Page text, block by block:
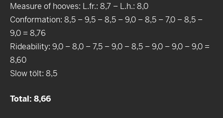
Measure of hooves: L.fr.: 8,7 – L.h.: 8,0
Conformation: 8,5 – 9,5 – 8,5 – 9,0 – 8,5 – 7,0 – 8,5 –
9,0 = 8,76
Rideability: 9,0 – 8,0 – 7,5 – 9,0 – 8,5 – 9,0 – 9,0 – 9,0 =
8,60
Slow tölt: 8,5
Total: 8,66